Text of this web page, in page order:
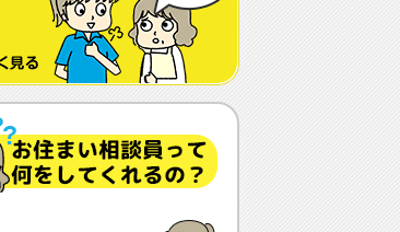
症でも入れますか？
金が無料～何千万円と大きな差が
けど、どこが違うの？
するとどんな人がサービスをして
るの？